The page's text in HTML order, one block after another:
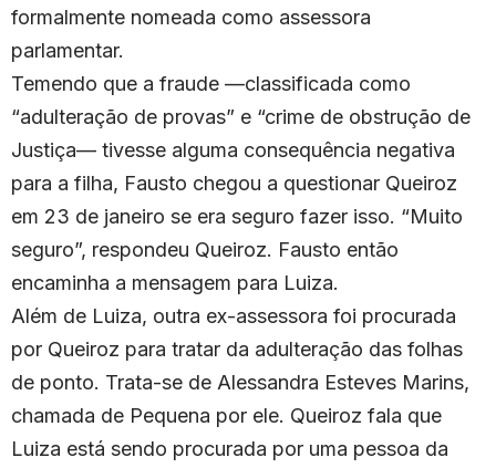
formalmente nomeada como assessora
parlamentar.
Temendo que a fraude —classificada como
“adulteração de provas” e “crime de obstrução de
Justiça— tivesse alguma consequência negativa
para a filha, Fausto chegou a questionar Queiroz
em 23 de janeiro se era seguro fazer isso. “Muito
seguro”, respondeu Queiroz. Fausto então
encaminha a mensagem para Luiza.
Além de Luiza, outra ex-assessora foi procurada
por Queiroz para tratar da adulteração das folhas
de ponto. Trata-se de Alessandra Esteves Marins,
chamada de Pequena por ele. Queiroz fala que
Luiza está sendo procurada por uma pessoa da